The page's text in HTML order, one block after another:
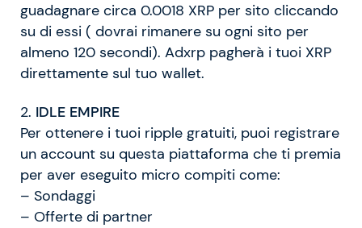
guadagnare circa 0.0018 XRP per sito cliccando
su di essi ( dovrai rimanere su ogni sito per
almeno 120 secondi). Adxrp pagherà i tuoi XRP
direttamente sul tuo wallet.
2. IDLE EMPIRE
Per ottenere i tuoi ripple gratuiti, puoi registrare
un account su questa piattaforma che ti premia
per aver eseguito micro compiti come:
– Sondaggi
– Offerte di partner